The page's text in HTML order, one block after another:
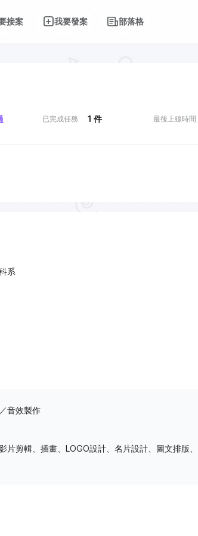
接案 我要發案 部落格
已完成任務 1 件 最後上線時間
系
音效製作
片剪輯、插畫、LOGO設計、名片設計、圖文排版